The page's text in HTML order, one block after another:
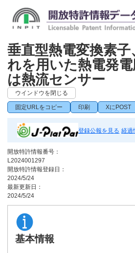
垂直型熱電変換素子
れを用いた熱電発
は熱流センサー
ウインドウを閉じる
固定URLをコピー 印刷 XにPOST
登録公報を見る 経過
開放特許情報番号：
L2024001297
開放特許情報登録日：
2024/5/24
最新更新日：
2024/5/24
基本情報